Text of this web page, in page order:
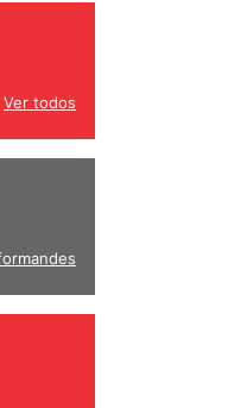
Ver todos